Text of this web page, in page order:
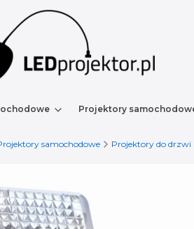
Projektory
samochodowe Projektory do drzwi